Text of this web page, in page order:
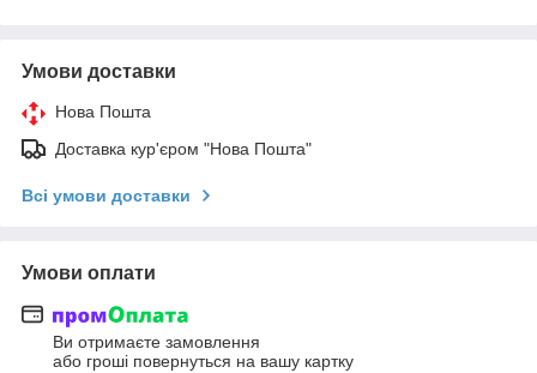
Умови доставки
Нова Пошта
Доставка кур'єром "Нова Пошта"
Всі умови доставки
Умови оплати
Ви отримаєте замовлення
або гроші повернуться на вашу картку